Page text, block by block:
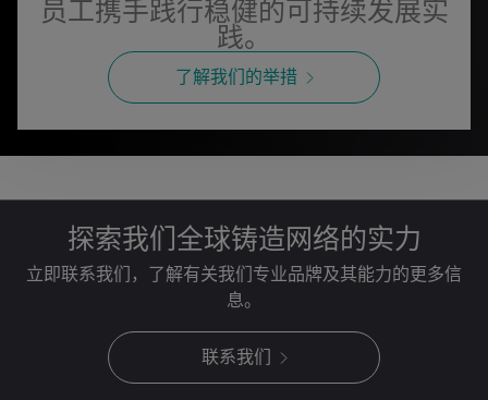
员工携手践行稳健的可持续发展实
践。
了解我们的举措
探索我们全球铸造网络的实力
立即联系我们，了解有关我们专业品牌及其能力的更多信
息。
联系我们